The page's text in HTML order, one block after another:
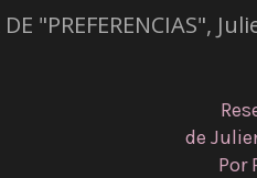
DE "PREFERENCIAS",
de
Por